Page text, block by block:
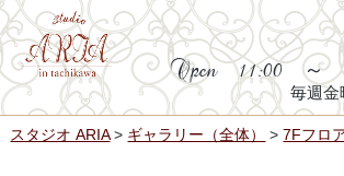
Open 11:00 ～
毎週金
スタジオ ARIA> ギャラリー（全体） >7Fフロ